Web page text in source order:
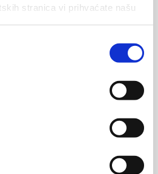
stranica vi prihvaćate našu